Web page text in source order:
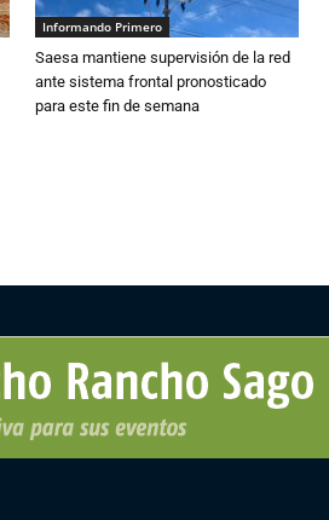
Informando Primero
Saesa mantiene supervisión de la red
ante sistema frontal pronosticado
para este fin de semana